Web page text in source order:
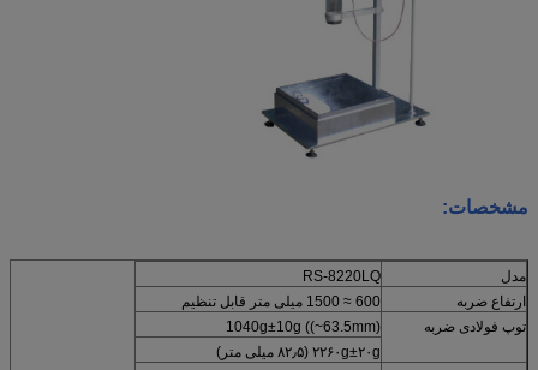
مشخصات:
مدل
RS-8220LQ
ارتفاع ضربه
600 ≈ 1500 میلی متر قابل تنظیم
توپ فولادی ضربه
1040g±10g ((~63.5mm)
۲۲۶۰g±۲۰g (۸۲٫۵ میلی متر)